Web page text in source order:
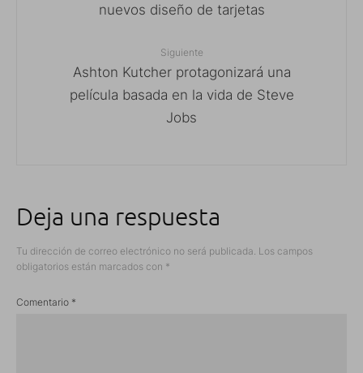
nuevos diseño de tarjetas
Siguiente
Ashton Kutcher protagonizará una
película basada en la vida de Steve
Jobs
Deja una respuesta
Tu dirección de correo electrónico no será publicada. Los campos
obligatorios están marcados con *
Comentario *